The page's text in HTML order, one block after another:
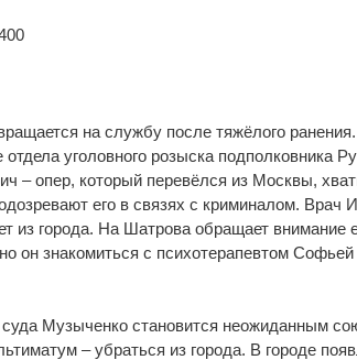
на службу после тяжёлого
уголовного розыска подполковника
– опер, который перевёлся из Москвы,
его в связях с криминалом. Врач
из города. На Шатрова обращает внимание
он знакомиться с психотерапевтом
суда Музыченко становится неожиданным
– убраться из города. В городе